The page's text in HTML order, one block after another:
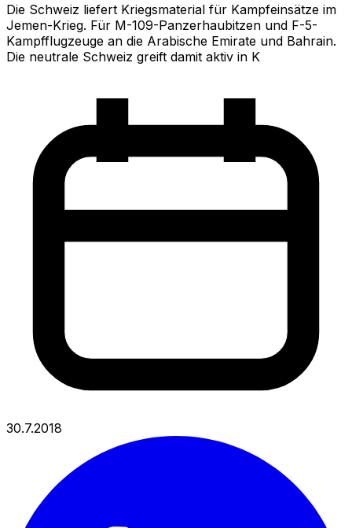
Die Schweiz liefert Kriegsmaterial für Kampfeinsätze im
Jemen-Krieg. Für M-109-Panzerhaubitzen und F-5-
Kampfflugzeuge an die Arabische Emirate und Bahrain.
Die neutrale Schweiz greift damit aktiv in K
30.7.2018